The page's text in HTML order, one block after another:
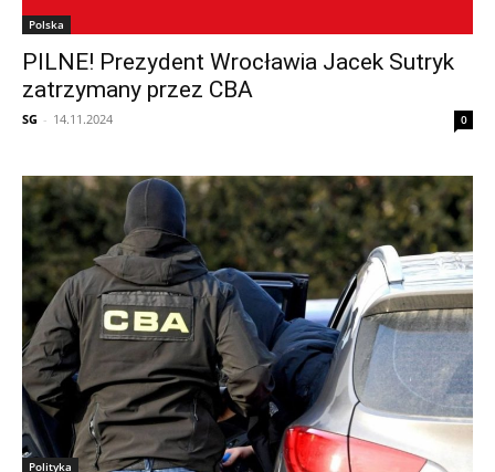
Polska
PILNE! Prezydent Wrocławia Jacek Sutryk
zatrzymany przez CBA
SG - 14.11.2024 0
Polityka